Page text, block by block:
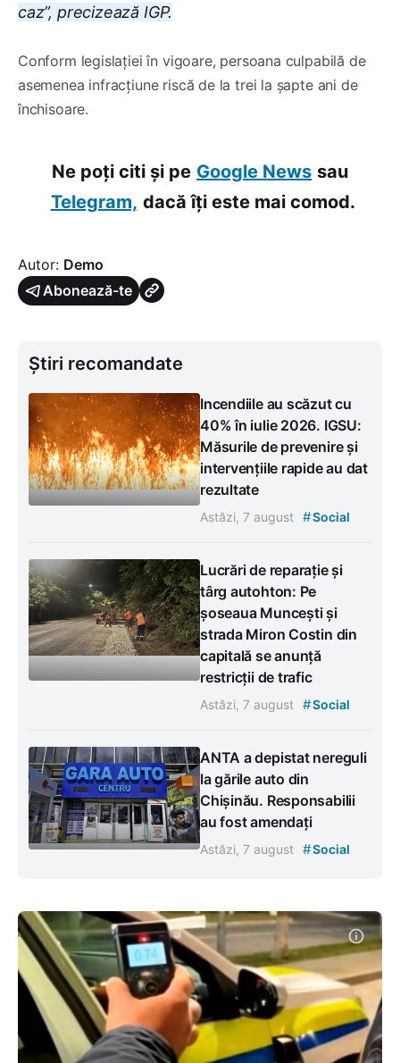
caz”, precizează IGP.
Conform legislației în vigoare, persoana culpabilă de
asemenea infracțiune riscă de la trei la șapte ani de
închisoare.
Ne poți citi și pe Google News sau
Telegram, dacă îți este mai comod.
Autor: Demo
Abonează-te
Știri recomandate
Incendiile au scăzut cu
40% în iulie 2026. IGSU:
Măsurile de prevenire și
intervențiile rapide au dat
rezultate
Astăzi, 7 august #Social
Lucrări de reparație și
târg autohton: Pe
șoseaua Muncești și
strada Miron Costin din
capitală se anunță
restricții de trafic
Astăzi, 7 august #Social
ANTA a depistat nereguli
la gările auto din
Chișinău. Responsabilii
au fost amendați
Astăzi, 7 august #Social